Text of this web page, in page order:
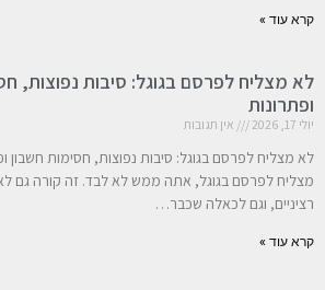
קרא עוד »
לא מצליח לפרסם בגוגל: סיבות נפוצות,
ופתרונות
יולי 17, 2026 אין תגובות
לא מצליח לפרסם בגוגל: סיבות נפוצות, חסימות
מצליח לפרסם בגוגל, אתה ממש לא לבד. זה קורה גם
רציניים, וגם לכאלה שכבר…
קרא עוד »